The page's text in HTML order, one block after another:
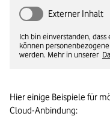
Externer Inhalt
Ich bin einverstanden,
können
werden. Mehr in unserer
Hier einige Beispiele für
Cloud-Anbindung: